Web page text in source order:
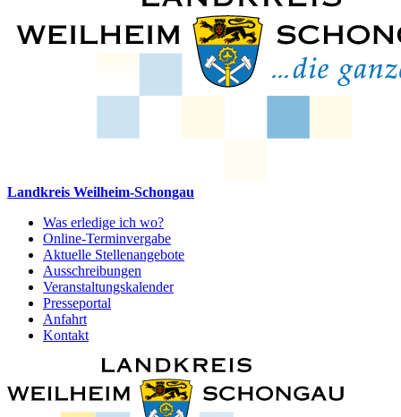
Landkreis Weilheim-Schongau
Was erledige ich wo?
Online-Terminvergabe
Aktuelle Stellenangebote
Ausschreibungen
Veranstaltungskalender
Presseportal
Anfahrt
Kontakt